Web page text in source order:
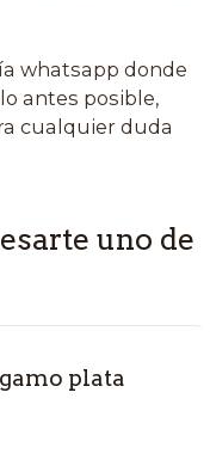
whatsapp donde
antes posible,
cualquier duda
uno de
plata